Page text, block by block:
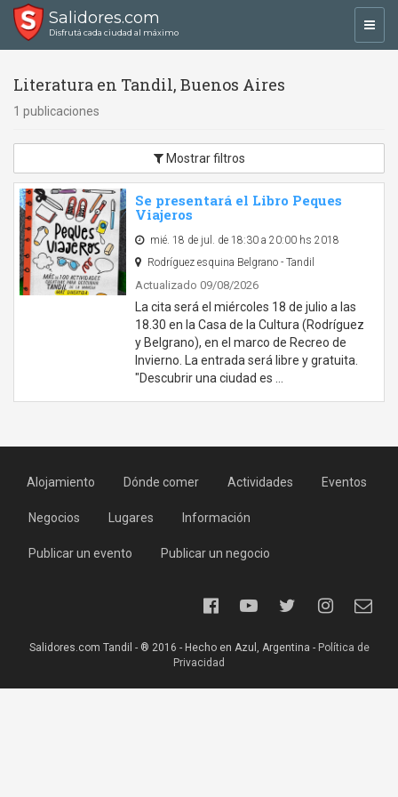
Salidores.com
Disfrutá cada ciudad al máximo
Literatura en Tandil, Buenos Aires
1 publicaciones
Mostrar filtros
Se presentará el Libro Peques
Viajeros
mié. 18 de jul. de 18:30 a 20:00 hs 2018
Rodríguez esquina Belgrano - Tandil
Actualizado 09/08/2026
La cita será el miércoles 18 de julio a las
18.30 en la Casa de la Cultura (Rodríguez
y Belgrano), en el marco de Recreo de
Invierno. La entrada será libre y gratuita.
"Descubrir una ciudad es …
Alojamiento Dónde comer Actividades Eventos
Negocios Lugares Información
Publicar un evento Publicar un negocio
Salidores.com Tandil - ® 2016 - Hecho en Azul, Argentina - Política de
Privacidad